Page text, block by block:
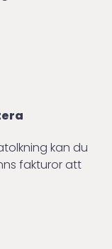
kan du
fakturor att